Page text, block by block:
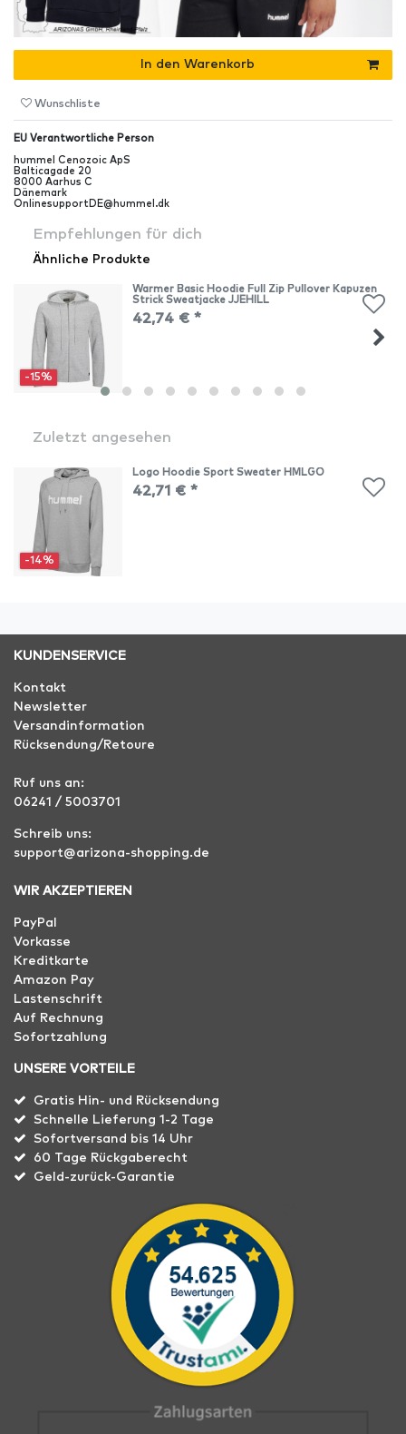
In den Warenkorb
Wunschliste
EU Verantwortliche Person
hummel Cenozoic ApS
Balticagade 20
8000 Aarhus C
Dänemark
OnlinesupportDE@hummel.dk
Empfehlungen für dich
Ähnliche Produkte
-15%
Warmer Basic Hoodie Full Zip Pullover Kapuzen
Strick Sweatjacke JJEHILL
42,74 € *
Zuletzt angesehen
-14%
Logo Hoodie Sport Sweater HMLGO
42,71 € *
KUNDENSERVICE
Kontakt
Newsletter
Versandinformation
Rücksendung/Retoure
Ruf uns an:
06241 / 5003701
Schreib uns:
support@arizona-shopping.de
WIR AKZEPTIEREN
PayPal
Vorkasse
Kreditkarte
Amazon Pay
Lastenschrift
Auf Rechnung
Sofortzahlung
UNSERE VORTEILE
Gratis Hin- und Rücksendung
Schnelle Lieferung 1-2 Tage
Sofortversand bis 14 Uhr
60 Tage Rückgaberecht
Geld-zurück-Garantie